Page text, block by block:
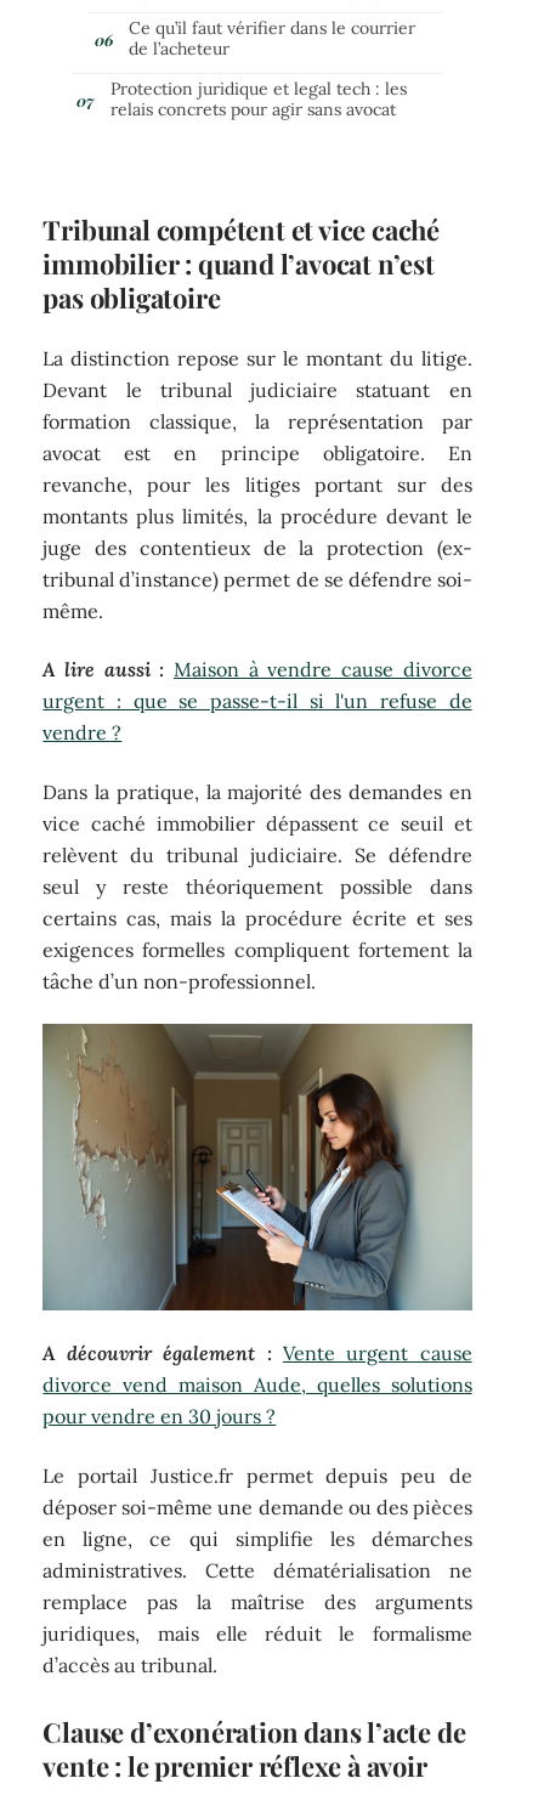
Ce qu’il faut vérifier dans le courrier
de l’acheteur
Protection juridique et legal tech : les
relais concrets pour agir sans avocat
Tribunal compétent et vice caché
immobilier : quand l’avocat n’est
pas obligatoire
La distinction repose sur le montant du litige.
Devant le tribunal judiciaire statuant en
formation classique, la représentation par
avocat est en principe obligatoire. En
revanche, pour les litiges portant sur des
montants plus limités, la procédure devant le
juge des contentieux de la protection (ex-
tribunal d’instance) permet de se défendre soi-
même.
A lire aussi : Maison à vendre cause divorce
urgent : que se passe-t-il si l'un refuse de
vendre ?
Dans la pratique, la majorité des demandes en
vice caché immobilier dépassent ce seuil et
relèvent du tribunal judiciaire. Se défendre
seul y reste théoriquement possible dans
certains cas, mais la procédure écrite et ses
exigences formelles compliquent fortement la
tâche d’un non-professionnel.
A découvrir également : Vente urgent cause
divorce vend maison Aude, quelles solutions
pour vendre en 30 jours ?
Le portail Justice.fr permet depuis peu de
déposer soi-même une demande ou des pièces
en ligne, ce qui simplifie les démarches
administratives. Cette dématérialisation ne
remplace pas la maîtrise des arguments
juridiques, mais elle réduit le formalisme
d’accès au tribunal.
Clause d’exonération dans l’acte de
vente : le premier réflexe à avoir